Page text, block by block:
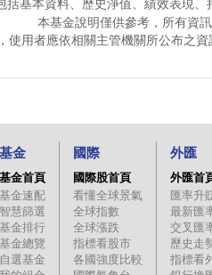
括基本資料、歷史淨值、績效表現
本基金說明僅供參考，所有資
使用者應依相關主管機關所公布之
基金
基金首頁
基金速配
智慧篩選
基金排行
基金總覽
自選基金
國際
國際股首頁
看懂全球景氣
全球指數
全球漲跌
指標看股市
各國強度比較
外匯
外匯首
匯率升
最新匯
交叉匯
歷史走
指標看